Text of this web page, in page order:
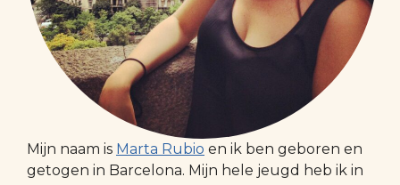
Mijn naam is Marta Rubio en ik ben geboren en
getogen in Barcelona. Mijn hele jeugd heb ik in